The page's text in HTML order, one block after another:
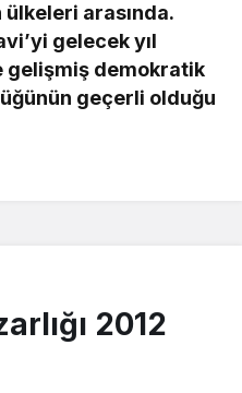
arasında.
gelecek yıl
gelişmiş demokratik
geçerli olduğu
2012